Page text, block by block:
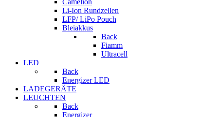
Camelion
Li-Ion Rundzellen
LFP/ LiPo Pouch
Bleiakkus
Back
Fiamm
Ultracell
LED
Back
Energizer LED
LADEGERÄTE
LEUCHTEN
Back
Energizer